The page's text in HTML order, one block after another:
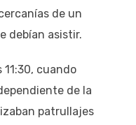
de un
debían asistir.
cuando
de la
patrullajes